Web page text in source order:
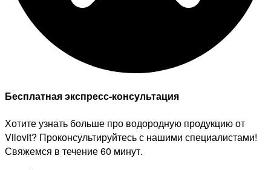
Бесплатная экспресс-консультация
Хотите узнать больше про водородную продукцию от
Vilovit? Проконсультируйтесь с нашими специалистами!
Свяжемся в течение 60 минут.